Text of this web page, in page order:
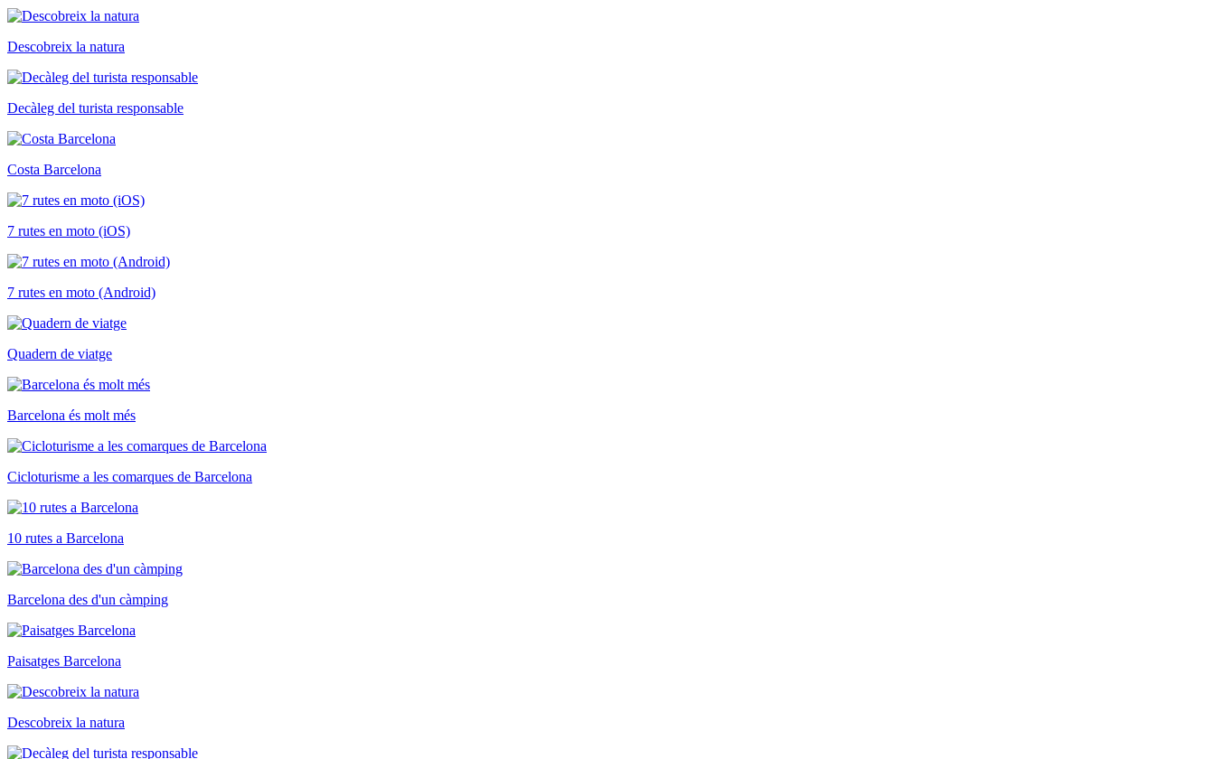
Descobreix la natura
Decàleg del turista responsable
Costa Barcelona
7 rutes en moto (iOS)
7 rutes en moto (Android)
Quadern de viatge
Barcelona és molt més
Cicloturisme a les comarques de Barcelona
10 rutes a Barcelona
Barcelona des d'un càmping
Paisatges Barcelona
Descobreix la natura